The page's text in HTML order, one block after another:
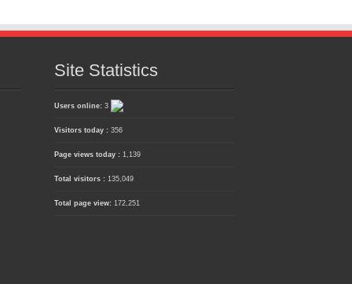
Site Statistics
Users online: 3
Visitors today : 356
Page views today : 1,139
Total visitors : 135,049
Total page view: 172,251